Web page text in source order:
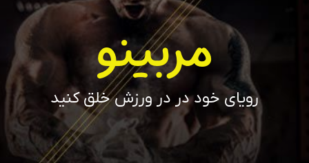
مربینو
رویای خود در در ورزش خلق کنید